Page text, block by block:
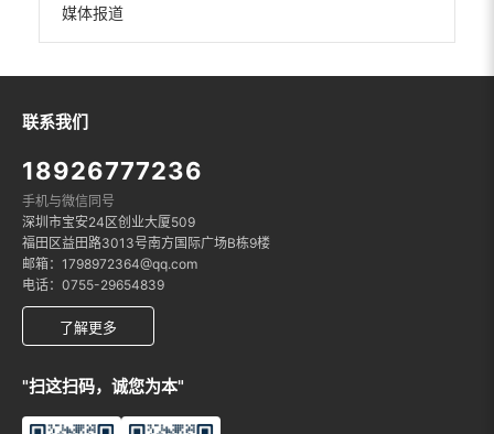
媒体报道
联系我们
18926777236
手机与微信同号
深圳市宝安24区创业大厦509
福田区益田路3013号南方国际广场B栋9楼
邮箱：1798972364@qq.com
电话：0755-29654839
了解更多
"扫这扫码，诚您为本"